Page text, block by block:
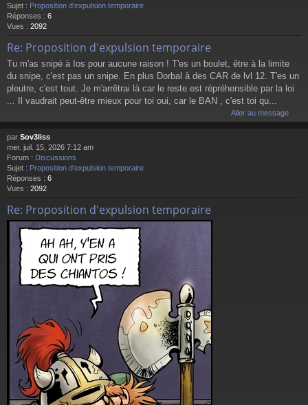
Sujet : Proposition d'expulsion temporaire
Réponses : 6
Vues : 2092
Re: Proposition d'expulsion temporaire
Tu m'as snipé à Ios pour aucune raison ! T'es un boulet, être à la limite
du snipe, c'est pas un snipe. En plus Dorbal à des CAR de lvl 12. T'es un
pleutre, c'est tout. Je m'arrêtrai là car le reste est répréhensible par la loi
... Il vaudrait peut-être mieux pour toi oui, car le BAN , c'est toi qu...
Aller au message
par Sov3liss
mer. juil. 15, 2026 7:12 am
Forum : Discussions
Sujet : Proposition d'expulsion temporaire
Réponses : 6
Vues : 2092
Re: Proposition d'expulsion temporaire